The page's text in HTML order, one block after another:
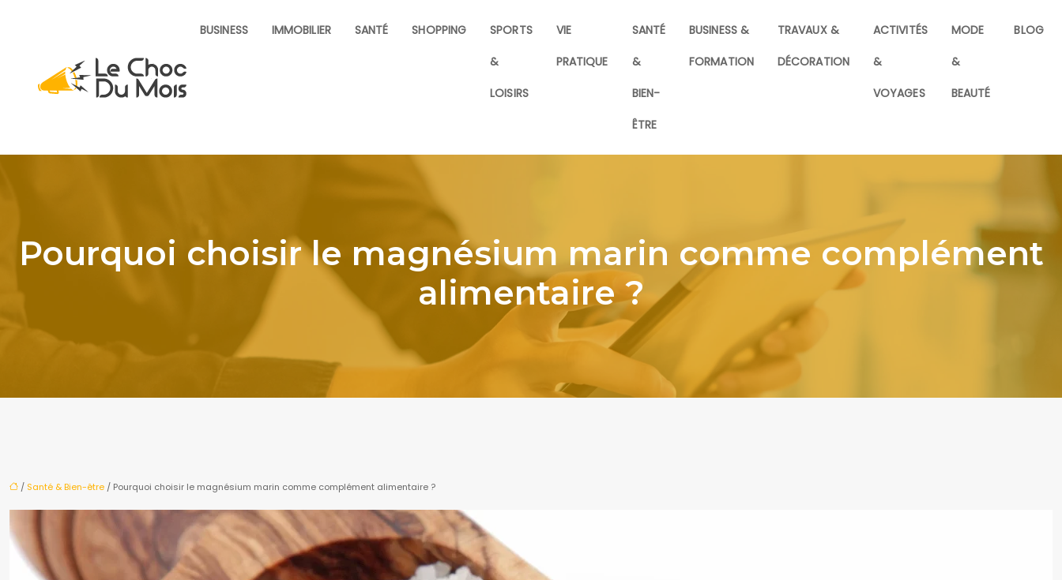
BUSINESS IMMOBILIER SANTÉ SHOPPING
SPORTS
&
LOISIRS
VIE
PRATIQUE
SANTÉ
&
BIEN-
ÊTRE
BUSINESS &
FORMATION
TRAVAUX &
DÉCORATION
ACTIVITÉS
&
VOYAGES
MODE
&
BEAUTÉ
BLOG
Pourquoi choisir le magnésium marin comme complément
alimentaire ?
/ Santé & Bien-être / Pourquoi choisir le magnésium marin comme complément alimentaire ?